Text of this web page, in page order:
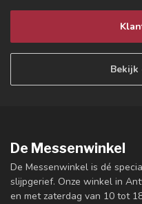
De Messenwinkel
De Messenwinkel is dé
slijpgerief. Onze winkel in
en met zaterdag van 10 tot